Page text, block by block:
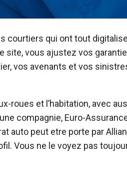
courtiers qui ont tout
site, vous ajustez vos
vos avenants et vos
roues et l’habitation, avec
compagnie, Euro-
auto peut etre porte par
Vous ne le voyez pas